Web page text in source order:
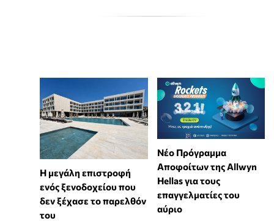
Η μεγάλη επιστροφή
ενός ξενοδοχείου που
δεν ξέχασε το παρελθόν
του
Νέο Πρόγραμμα
Αποφοίτων της Allwyn
Hellas για τους
επαγγελματίες του
αύριο